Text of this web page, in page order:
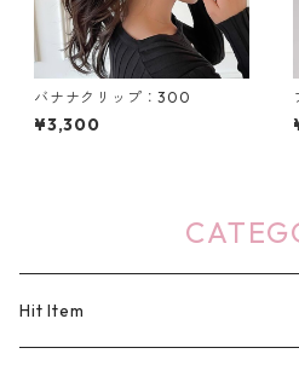
バナナクリップ：300
¥3,300
Hit Item